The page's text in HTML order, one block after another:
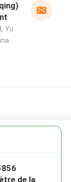
Yu
de la